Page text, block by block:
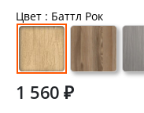
Цвет : Баттл Рок
1 560 ₽